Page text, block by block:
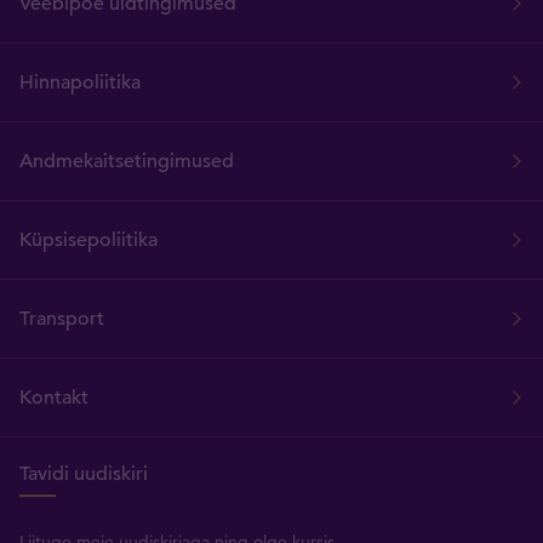
Hinnapoliitika
Andmekaitsetingimused
Küpsisepoliitika
Transport
Kontakt
Tavidi uudiskiri